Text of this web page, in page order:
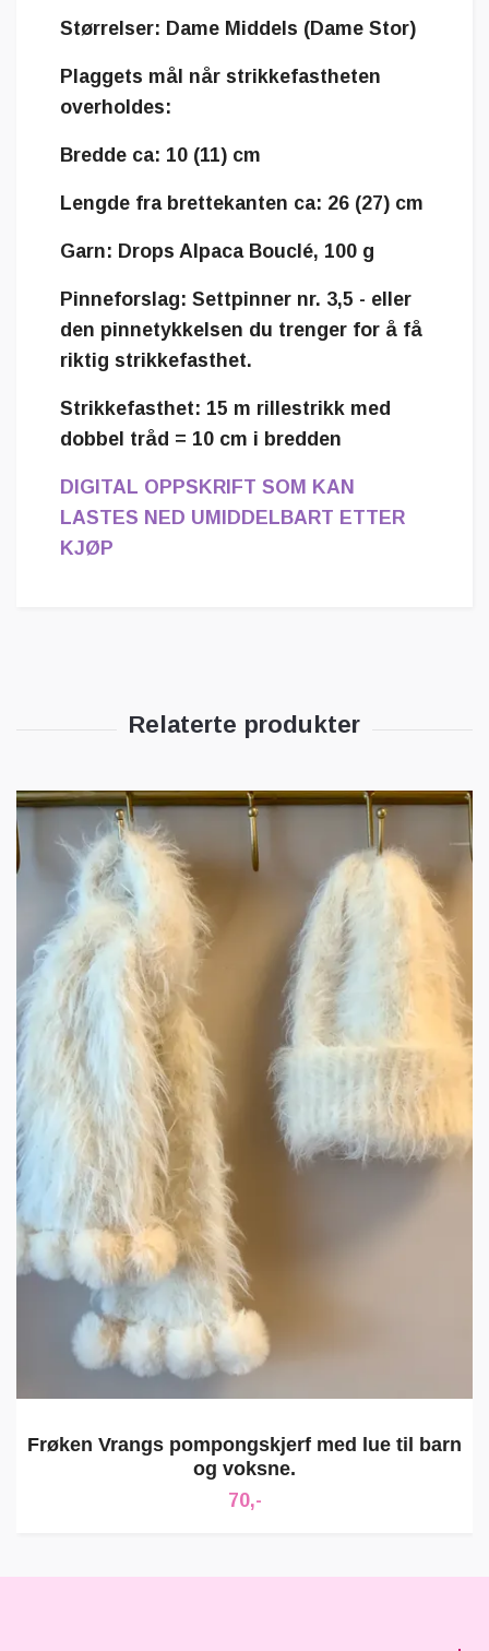
Størrelser: Dame Middels (Dame Stor)
Plaggets mål når strikkefastheten
overholdes:
Bredde ca: 10 (11) cm
Lengde fra brettekanten ca: 26 (27) cm
Garn: Drops Alpaca Bouclé, 100 g
Pinneforslag: Settpinner nr. 3,5 - eller
den pinnetykkelsen du trenger for å få
riktig strikkefasthet.
Strikkefasthet: 15 m rillestrikk med
dobbel tråd = 10 cm i bredden
DIGITAL OPPSKRIFT SOM KAN
LASTES NED UMIDDELBART ETTER
KJØP
Frøken Vrangs pompongskjerf med lue til barn
og voksne.
70,-